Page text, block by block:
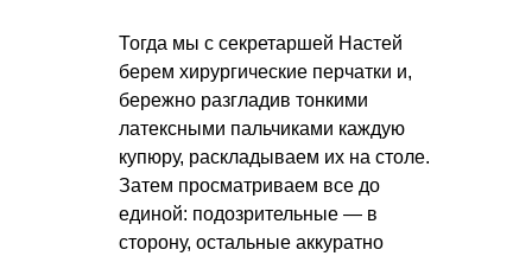
Тогда мы с секретаршей Настей
берем хирургические перчатки и,
бережно разгладив тонкими
латексными пальчиками каждую
купюру, раскладываем их на столе.
Затем просматриваем все до
единой: подозрительные — в
сторону, остальные аккуратно